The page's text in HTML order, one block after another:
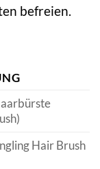
befreien.
Hair Brush